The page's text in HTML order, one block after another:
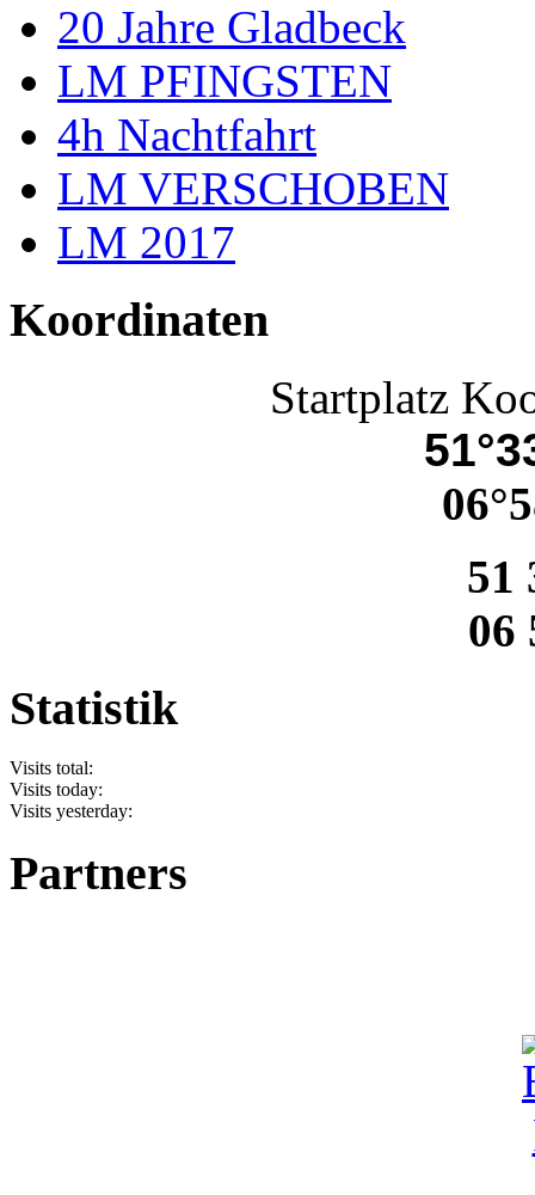
20 Jahre Gladbeck
LM PFINGSTEN
4h Nachtfahrt
LM VERSCHOBEN
LM 2017
Koordinaten
Startplatz
51
06
Statistik
Visits total:
Visits today:
Visits yesterday:
Partners